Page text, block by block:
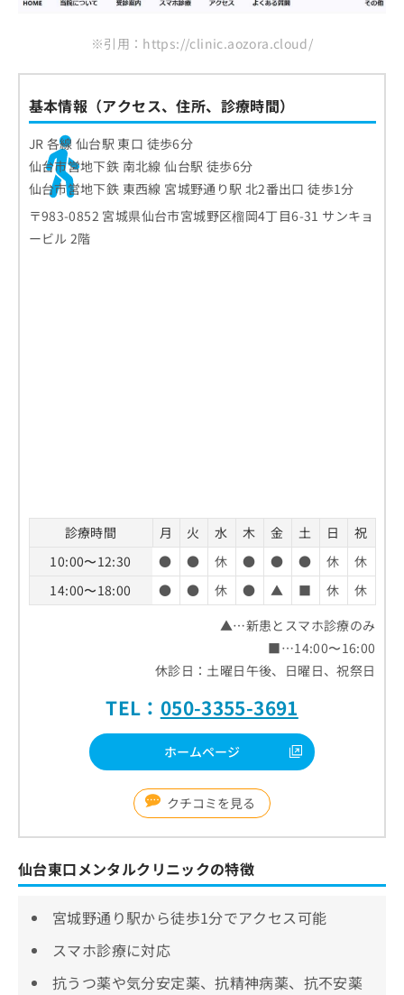
※引用：https://clinic.aozora.cloud/
基本情報（アクセス、住所、診療時間）
JR 各線 仙台駅 東口 徒歩6分
仙台市営地下鉄 南北線 仙台駅 徒歩6分
仙台市営地下鉄 東西線 宮城野通り駅 北2番出口 徒歩1分
〒983-0852 宮城県仙台市宮城野区榴岡4丁目6-31 サンキョ
ービル 2階
診療時間 月 火 水 木 金 土 日
祝
10:00〜12:30
● ● 休 ● ● ● 休
休
14:00〜18:00
● ● 休 ● ▲ ■ 休
休
▲…新患とスマホ診療のみ
■…14:00〜16:00
休診日：土曜日午後、日曜日、祝祭日
TEL： 050-3355-3691
ホームページ
クチコミを見る
仙台東口メンタルクリニックの特徴
宮城野通り駅から徒歩1分でアクセス可能
スマホ診療に対応
抗うつ薬や気分安定薬、抗精神病薬、抗不安薬